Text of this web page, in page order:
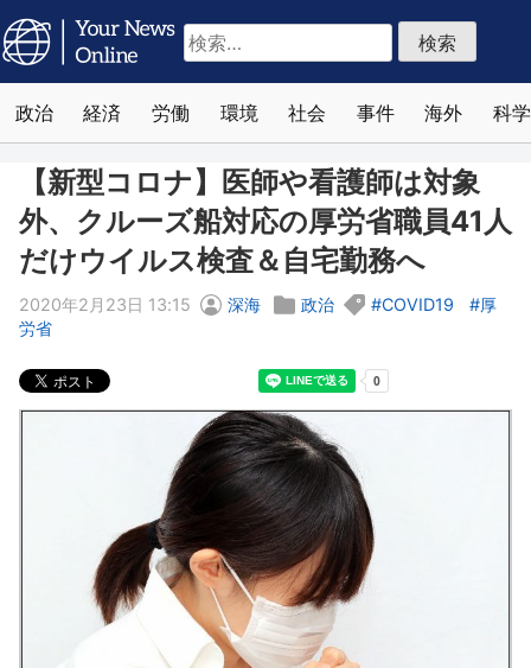
検
索:
政治 経済 労働 環境 社会 事件 海外 科学
【新型コロナ】医師や看護師は対象
外、クルーズ船対応の厚労省職員41人
だけウイルス検査＆自宅勤務へ
2020年2月23日 13:15 深海 政治 COVID19
厚
労省